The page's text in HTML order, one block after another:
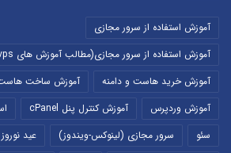
آموزش استفاده از سرور مجازی
آموزش استفاده از سرور مجازی(مطالب آموزش های vps)
آموزش خرید هاست و دامنه
آموزش ساخت
آموزش وردپرس
آموزش کنترل پنل cPanel
سئو
سرور مجازی (لینوکس-ویندوز)
عید نوروز